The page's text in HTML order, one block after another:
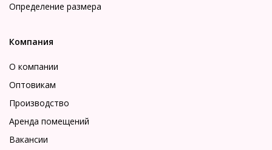
Определение размера
Компания
О компании
Оптовикам
Производство
Аренда помещений
Вакансии